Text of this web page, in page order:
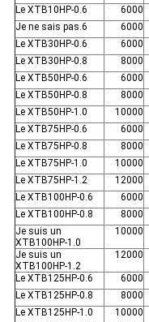
Le XTB10HP-0.6
6000
Je ne sais pas.6 6000
Le XTB30HP-0.6
6000
Le XTB30HP-0.8
8000
Le XTB50HP-0.6
6000
Le XTB50HP-0.8
8000
Le XTB50HP-1.0
10000
Le XTB75HP-0.6
6000
Le XTB75HP-0.8
8000
Le XTB75HP-1.0
10000
Le XTB75HP-1.2
12000
Le XTB100HP-0.6
6000
Le XTB100HP-0.8
8000
Je suis un
XTB100HP-1.0
10000
Je suis un
XTB100HP-1.2
12000
Le XTB125HP-0.6 6000
Le XTB125HP-0.8
8000
Le XTB125HP-1.0
10000